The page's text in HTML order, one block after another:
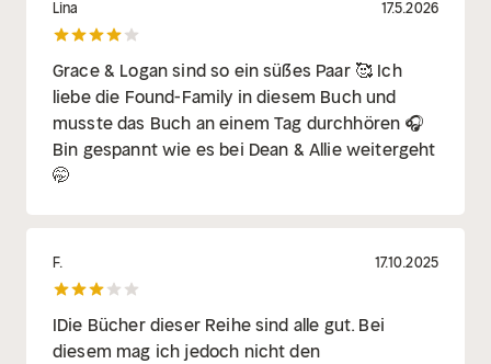
Lina 17.5.2026
Grace & Logan sind so ein süßes Paar 🥰 Ich
liebe die Found-Family in diesem Buch und
musste das Buch an einem Tag durchhören 🎧
Bin gespannt wie es bei Dean & Allie weitergeht
🤭
F. 17.10.2025
IDie Bücher dieser Reihe sind alle gut. Bei
diesem mag ich jedoch nicht den